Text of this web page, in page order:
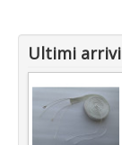
Ultimi arrivi